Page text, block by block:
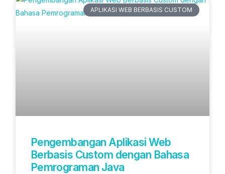
APLIKASI WEB BERBASIS CUSTOM
Pengembangan Aplikasi Web
Berbasis Custom dengan Bahasa
Pemrograman Java